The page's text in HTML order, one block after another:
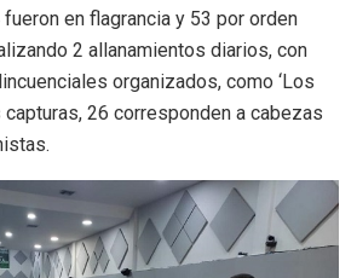
en flagrancia y 53 por orden
2 allanamientos diarios, con
organizados, como ‘Los
capturas, 26 corresponden a cabezas